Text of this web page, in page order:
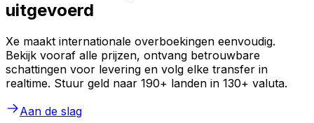
uitgevoerd
Xe maakt internationale overboekingen eenvoudig.
Bekijk vooraf alle prijzen, ontvang betrouwbare
schattingen voor levering en volg elke transfer in
realtime. Stuur geld naar 190+ landen in 130+ valuta.
Aan de slag